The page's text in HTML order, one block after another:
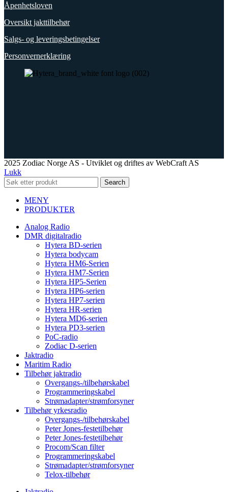
Åpenhetsloven
Oversikt jakttilbehør
Salgs- og leveringsbetingelser
Personvernerklæring
2025 Zodiac Norge AS - Utviklet og driftes av WebCraft AS
Lukk
Search
MENY
PRODUKTER
Analog Radio
DMR digitalradio
Hytera BD-serien
Hytera bodycam
Hytera HM6-Serien
Hytera HM7-Serien
Hytera HP5-Serien
Hytera HP6-serien
Hytera HP7-serien
Hytera HR-serien
Hytera MD6-serien
Hytera PD3-serien
PoC-radio
Zodiac D-serien
Jaktradio
Maritim Radio
Tilbehør jaktradio
Overgangs-/tilbehørskabel
Programmeringskabel
Strømadapter/strømforsyner
Tilbehør yrkesradio
Overgangs-/tilbehørskabel
Peter Jones-festetilbehør
Peter Jones-festetilbehør
Procom/Scan filter
Programmeringskabel
Strømadapter/strømforsyner
Telox-tilbehør